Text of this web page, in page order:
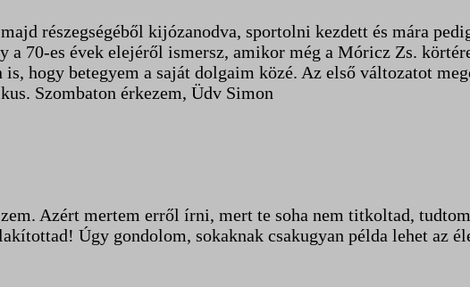
részegségéből kijózanodva, sportolni kezdett és mára
a 70-es évek elejéről ismersz, amikor még a Móricz Zs.
hogy betegyem a saját dolgaim közé. Az első változatot
Szombaton érkezem, Üdv Simon
Azért mertem erről írni, mert te soha nem titkoltad,
Úgy gondolom, sokaknak csakugyan példa lehet az